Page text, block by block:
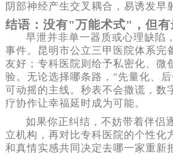
阴部神经产生交叉耦合，易诱发早
结语：没有"万能术式"，但有
早泄并非单一器质或心理缺陷
事件。昆明市公立三甲医院体系完
友好；专科医院则给予私密化、微
验。无论选择哪条路，"先量化、
可动摇的主线。秒表不会撒谎，数
疗协作让幸福延时成为可能。
如果你正纠结，不妨带着伴侣
立机构，再对比专科医院的个性化
和真情实感共同决定去哪一家重新